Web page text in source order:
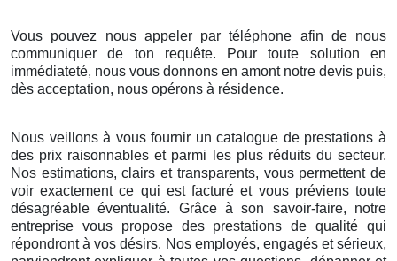
Vous pouvez nous appeler par téléphone afin de nous
communiquer de ton requête. Pour toute solution en
immédiateté, nous vous donnons en amont notre devis puis,
dès acceptation, nous opérons à résidence.
Nous veillons à vous fournir un catalogue de prestations à
des prix raisonnables et parmi les plus réduits du secteur.
Nos estimations, clairs et transparents, vous permettent de
voir exactement ce qui est facturé et vous préviens toute
désagréable éventualité. Grâce à son savoir-faire, notre
entreprise vous propose des prestations de qualité qui
répondront à vos désirs. Nos employés, engagés et sérieux,